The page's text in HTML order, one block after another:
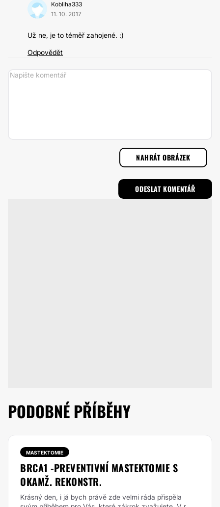
Kobliha333
11. 10. 2017
Už ne, je to téměř zahojené. :)
Odpovědět
NAHRÁT OBRÁZEK
PODOBNÉ PŘÍBĚHY
MASTEKTOMIE
BRCA1 -PREVENTIVNÍ MASTEKTOMIE S
OKAMŽ. REKONSTR.
Krásný den, i já bych právě zde velmi ráda přispěla